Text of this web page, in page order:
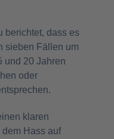
berichtet, dass es
sieben Fällen um
und 20 Jahren
oder
klaren
Hass auf